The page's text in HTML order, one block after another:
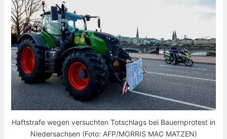
Haftstrafe wegen versuchten Totschlags bei Bauernprotest in
Niedersachsen (Foto: AFP/MORRIS MAC MATZEN)